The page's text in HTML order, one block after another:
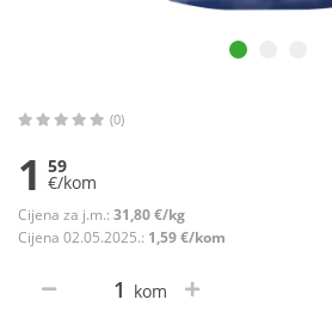
(0)
1 59
€/kom
Cijena za j.m.: 31,80 €/kg
Cijena 02.05.2025.: 1,59 €/kom
kom